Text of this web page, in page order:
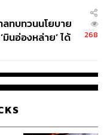
ทบทวนนโยบาย
นอ่องหล่าย’ ได้
268